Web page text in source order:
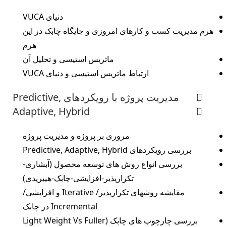
دنیای VUCA
هرم مدیریت کسب و کارهای امروزی و جایگاه چابک در این
هرم
ماتریس استیسی و تحلیل آن
ارتباط ماتریس استیسی و دنیای VUCA
مدیریت پروژه با رویکردهای Predictive,
Adaptive, Hybrid
مروری بر پروژه و مدیریت پروژه
بررسی رویکردهای Predictive, Adaptive, Hybrid
بررسی انواع روش های توسعه محصول (آبشاری-
تکرارپذیر-افزایشی-چابک-هیبریدی)
مقایشه روشهای تکرارپذیر/ Iterative و افزایشی/
Incremental در چابک
بررسی چارچوب های چابک (Light Weight Vs Fuller